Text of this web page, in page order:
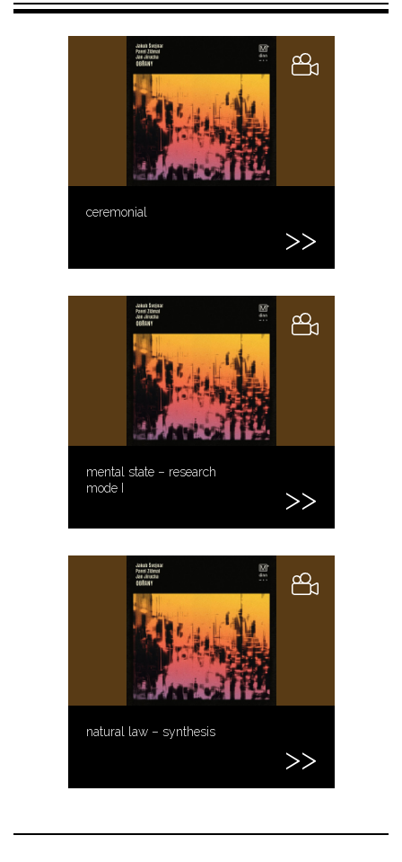
ceremonial
mental state – research
mode I
natural law – synthesis